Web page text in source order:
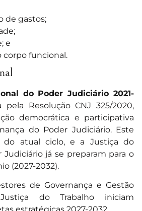
de gastos;
e
corpo funcional.
do Poder Judiciário 2021-
Resolução CNJ 325/2020,
democrática e participativa
do Poder Judiciário. Este
atual ciclo, e a Justiça do
Judiciário já se preparam para o
(2027-2032).
de Governança e Gestão
do Trabalho iniciam